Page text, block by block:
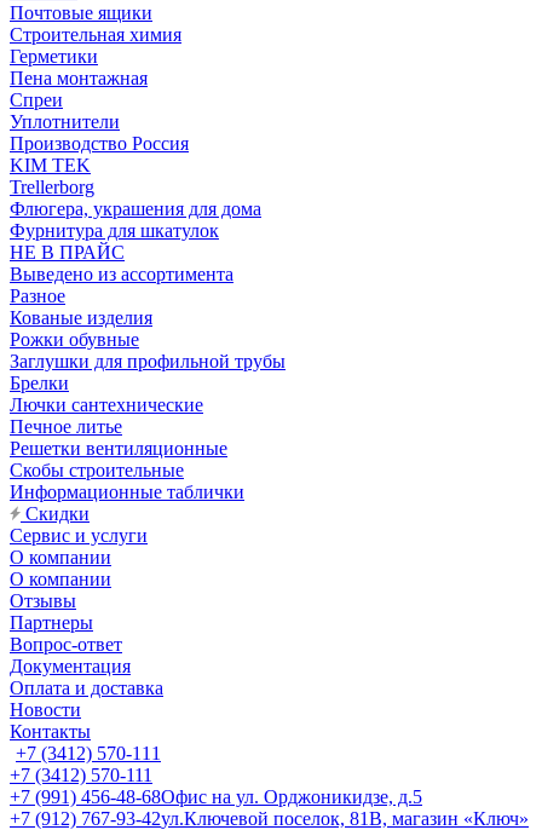
Почтовые ящики
Строительная химия
Герметики
Пена монтажная
Спреи
Уплотнители
Производство Россия
KIM TEK
Trellerborg
Флюгера, украшения для дома
Фурнитура для шкатулок
НЕ В ПРАЙС
Выведено из ассортимента
Разное
Кованые изделия
Рожки обувные
Заглушки для профильной трубы
Брелки
Лючки сантехнические
Печное литье
Решетки вентиляционные
Скобы строительные
Информационные таблички
Скидки
Сервис и услуги
О компании
О компании
Отзывы
Партнеры
Вопрос-ответ
Документация
Оплата и доставка
Новости
Контакты
+7 (3412) 570-111
+7 (3412) 570-111
+7 (991) 456-48-68Офис на ул. Орджоникидзе, д.5
+7 (912) 767-93-42ул.Ключевой поселок, 81В, магазин «Ключ»